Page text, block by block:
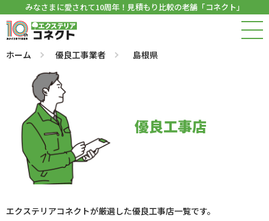
みなさまに愛されて10周年！見積もり比較の老舗「コネクト」
ホーム 優良工事業者 島根県
優良工事店
エクステリアコネクトが厳選した優良工事店一覧です。